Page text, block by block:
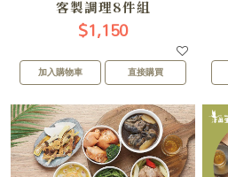
客製調理8件組
$1,150
加入購物車 直接購買